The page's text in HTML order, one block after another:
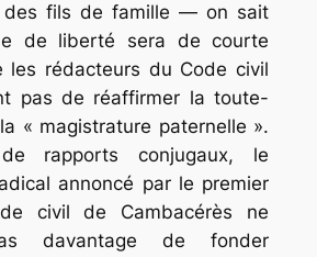
des fils de famille — on sait
de liberté sera de courte
les rédacteurs du Code civil
pas de réaffirmer la toute-
« magistrature paternelle ».
rapports conjugaux, le
annoncé par le premier
civil de Cambacérès ne
davantage de fonder